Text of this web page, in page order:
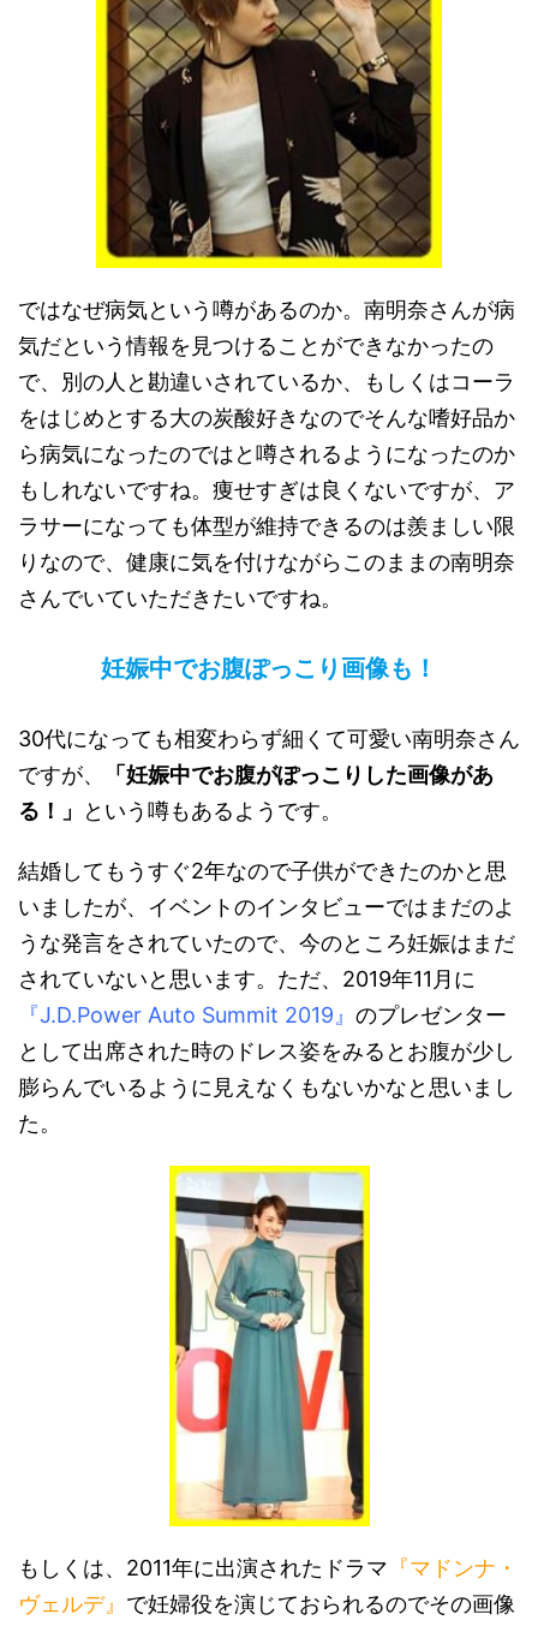
ではなぜ病気という噂があるのか。南明奈さんが病
気だという情報を見つけることができなかったの
で、別の人と勘違いされているか、もしくはコーラ
をはじめとする大の炭酸好きなのでそんな嗜好品か
ら病気になったのではと噂されるようになったのか
もしれないですね。痩せすぎは良くないですが、ア
ラサーになっても体型が維持できるのは羨ましい限
りなので、健康に気を付けながらこのままの南明奈
さんでいていただきたいですね。
妊娠中でお腹ぽっこり画像も！
30代になっても相変わらず細くて可愛い南明奈さん
ですが、
「妊娠中でお腹がぽっこりした画像があ
る！」
という噂もあるようです。
結婚してもうすぐ2年なので子供ができたのかと思
いましたが、イベントのインタビューではまだのよ
うな発言をされていたので、今のところ妊娠はまだ
されていないと思います。ただ、2019年11月に
『J.D.Power Auto Summit 2019』 のプレゼンター
として出席された時のドレス姿をみるとお腹が少し
膨らんでいるように見えなくもないかなと思いまし
た。
もしくは、2011年に出演されたドラマ 『マドンナ・
ヴェルデ』 で妊婦役を演じておられるのでその画像